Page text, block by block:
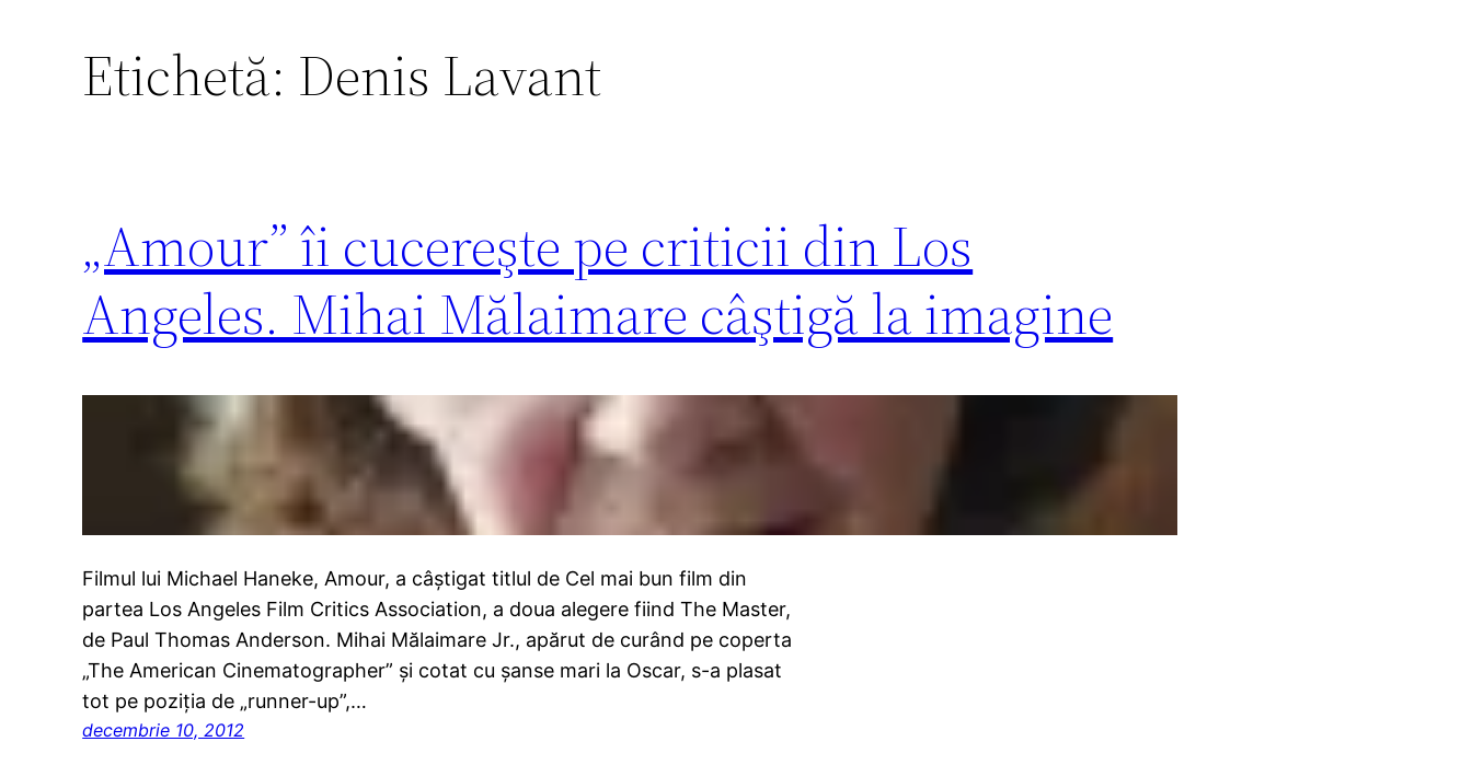
Etichetă: Denis Lavant
„Amour” îi cucereşte pe criticii din Los
Angeles. Mihai Mălaimare câştigă la imagine
Filmul lui Michael Haneke, Amour, a câştigat titlul de Cel mai bun film din
partea Los Angeles Film Critics Association, a doua alegere fiind The Master,
de Paul Thomas Anderson. Mihai Mălaimare Jr., apărut de curând pe coperta
„The American Cinematographer” şi cotat cu şanse mari la Oscar, s-a plasat
tot pe poziţia de „runner-up”,…
decembrie 10, 2012